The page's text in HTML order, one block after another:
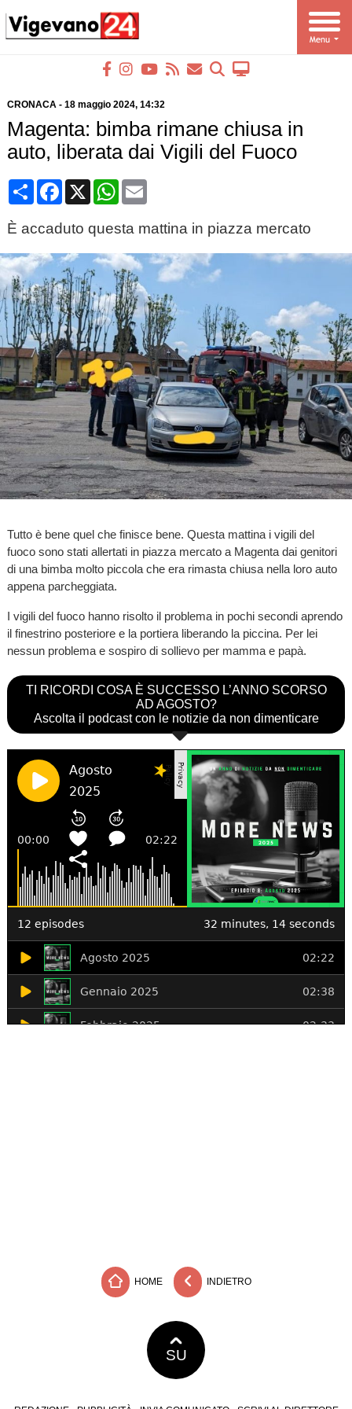
CRONACA- 18 maggio 2024, 14:32
Magenta: bimba rimane chiusa in
auto, liberata dai Vigili del Fuoco
CondividiFacebook
X WhatsApp
Email
È accaduto questa mattina in piazza mercato
Tutto è bene quel che finisce bene. Questa mattina i vigili del
fuoco sono stati allertati in piazza mercato a Magenta dai genitori
di una bimba molto piccola che era rimasta chiusa nella loro auto
appena parcheggiata.
I vigili del fuoco hanno risolto il problema in pochi secondi aprendo
il finestrino posteriore e la portiera liberando la piccina. Per lei
nessun problema e sospiro di sollievo per mamma e papà.
TI RICORDI COSA È SUCCESSO L’ANNO SCORSO
AD AGOSTO?
Ascolta il podcast con le notizie da non dimenticare
HOME INDIETRO
SU